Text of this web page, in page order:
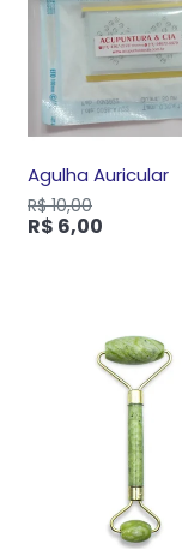
Agulha Auricular
R$ 10,00
R$ 6,00